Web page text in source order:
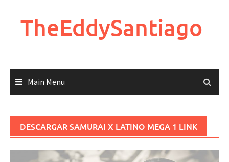
TheEddySantiago
Main Menu
DESCARGAR SAMURAI X LATINO MEGA 1 LINK